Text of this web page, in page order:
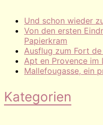
Und schon wieder
Von den ersten
Papierkram
Ausflug zum Fort de
Apt en Provence im
Mallefougasse, ein
Kategorien